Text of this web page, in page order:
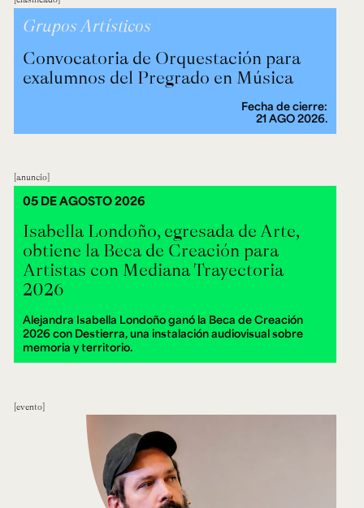
Grupos Artísticos
Convocatoria de Orquestación para
exalumnos del Pregrado en Música
Fecha de cierre:
21 AGO 2026.
anuncio
Isabella Londoño, egresada de Arte,
obtiene la Beca de Creación para
Artistas con Mediana Trayectoria
2026
Alejandra Isabella Londoño ganó la Beca de Creación
2026 con Destierra, una instalación audiovisual sobre
memoria y territorio.
05 DE AGOSTO 2026
evento